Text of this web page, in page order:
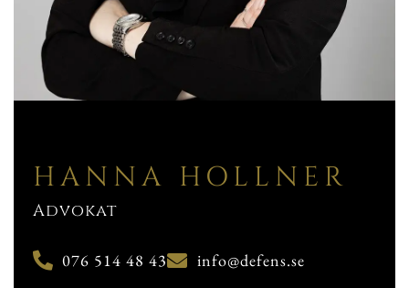
HANNA HOLLNER
Advokat
076 514 48 43 info@defens.se